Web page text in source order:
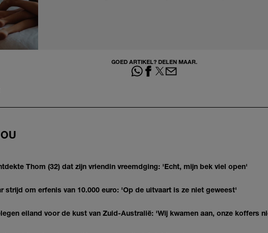
GOED ARTIKEL? DELEN MAAR.
Thom (32) dat zijn vriendin vreemdging: 'Echt, mijn bek viel open'
strijd om erfenis van 10.000 euro: 'Op de uitvaart is ze niet geweest'
eiland voor de kust van Zuid-Australië: 'Wij kwamen aan, onze koffers